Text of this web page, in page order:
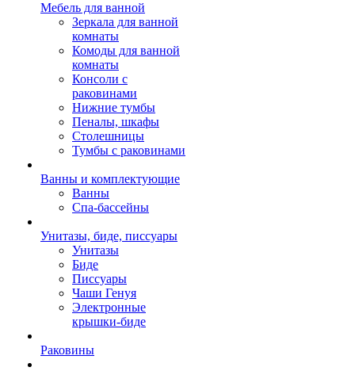
Мебель для ванной
Зеркала для ванной
комнаты
Комоды для ванной
комнаты
Консоли с
раковинами
Нижние тумбы
Пеналы, шкафы
Столешницы
Тумбы с раковинами
Ванны и комплектующие
Ванны
Спа-бассейны
Унитазы, биде, писсуары
Унитазы
Биде
Писсуары
Чаши Генуя
Электронные
крышки-биде
Раковины